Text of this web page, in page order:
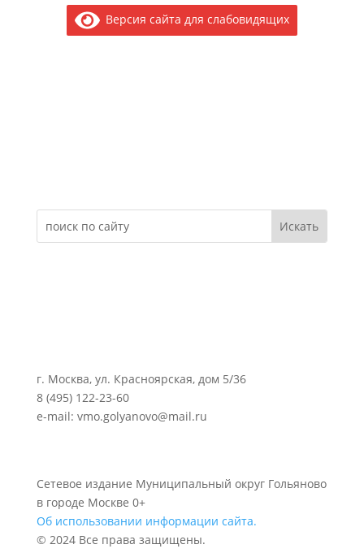
Версия сайта для слабовидящих
г. Москва, ул. Красноярская, дом 5/36
8 (495) 122-23-60
e-mail: vmo.golyanovo@mail.ru
Сетевое издание Муниципальный округ Гольяново
в городе Москве 0+
Об использовании информации сайта.
© 2024 Все права защищены.